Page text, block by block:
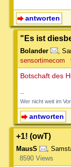
antworten
"Es ist
Bolander
sensortimecom
Botschaft des
--
Wer nicht weit im
antworten
+1! (owT)
MausS ,
8590 Views